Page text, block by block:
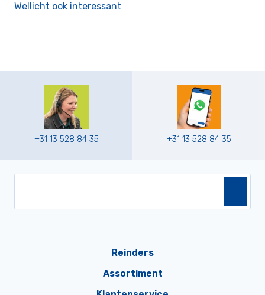
Wellicht ook interessant
+31 13 528 84 35 +31 13 528 84 35
Reinders
Assortiment